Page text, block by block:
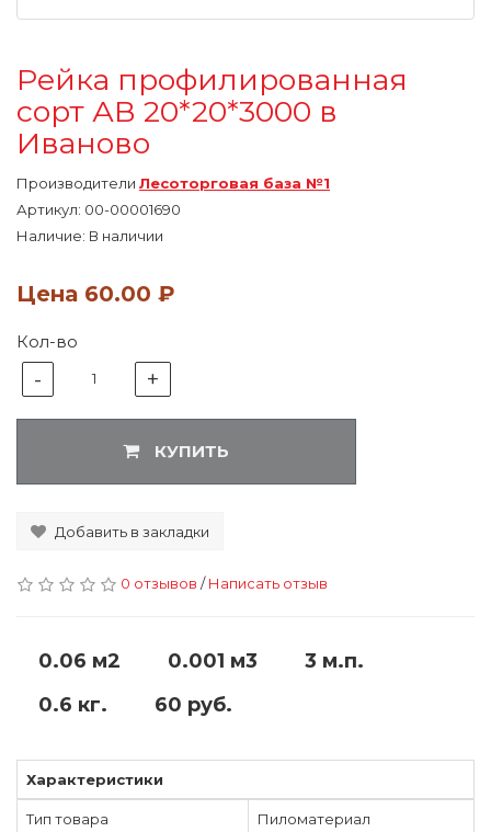
Рейка профилированная
сорт АВ 20*20*3000 в
Иваново
Производители Лесоторговая база №1
Артикул: 00-00001690
Наличие: В наличии
Цена 60.00 ₽
Кол-во
- 1 +
КУПИТЬ
Добавить в закладки
0 отзывов /Написать отзыв
0.06 м2 0.001 м3
3 м.п.
0.6 кг.
60 руб.
Характеристики
Тип товара Пиломатериал